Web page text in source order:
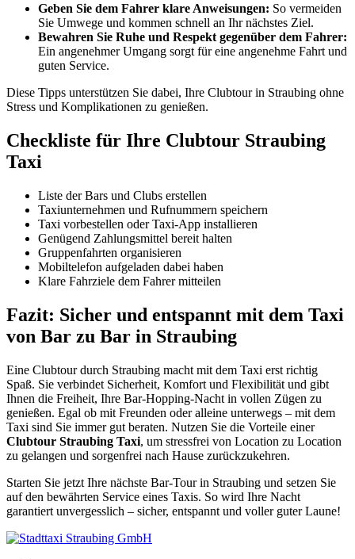
Geben Sie dem Fahrer klare Anweisungen: So vermeiden
Sie Umwege und kommen schnell an Ihr nächstes Ziel.
Bewahren Sie Ruhe und Respekt gegenüber dem Fahrer:
Ein angenehmer Umgang sorgt für eine angenehme Fahrt und
guten Service.
Diese Tipps unterstützen Sie dabei, Ihre Clubtour in Straubing ohne
Stress und Komplikationen zu genießen.
Checkliste für Ihre Clubtour Straubing
Taxi
Liste der Bars und Clubs erstellen
Taxiunternehmen und Rufnummern speichern
Taxi vorbestellen oder Taxi-App installieren
Genügend Zahlungsmittel bereit halten
Gruppenfahrten organisieren
Mobiltelefon aufgeladen dabei haben
Klare Fahrziele dem Fahrer mitteilen
Fazit: Sicher und entspannt mit dem Taxi
von Bar zu Bar in Straubing
Eine Clubtour durch Straubing macht mit dem Taxi erst richtig
Spaß. Sie verbindet Sicherheit, Komfort und Flexibilität und gibt
Ihnen die Freiheit, Ihre Bar-Hopping-Nacht in vollen Zügen zu
genießen. Egal ob mit Freunden oder alleine unterwegs – mit dem
Taxi sind Sie immer gut beraten. Nutzen Sie die Vorteile einer
Clubtour Straubing Taxi, um stressfrei von Location zu Location
zu gelangen und sorgenfrei nach Hause zurückzukehren.
Starten Sie jetzt Ihre nächste Bar-Tour in Straubing und setzen Sie
auf den bewährten Service eines Taxis. So wird Ihre Nacht
garantiert unvergesslich – sicher, entspannt und voller guter Laune!